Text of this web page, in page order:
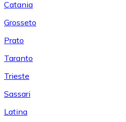
Catania
Grosseto
Prato
Taranto
Trieste
Sassari
Latina